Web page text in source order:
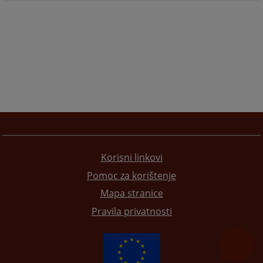
Korisni linkovi
Pomoc za korištenje
Mapa stranice
Pravila privatnosti